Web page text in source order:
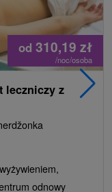
od 310,19 zł
/noc/osoba
leczniczy z
odnowy